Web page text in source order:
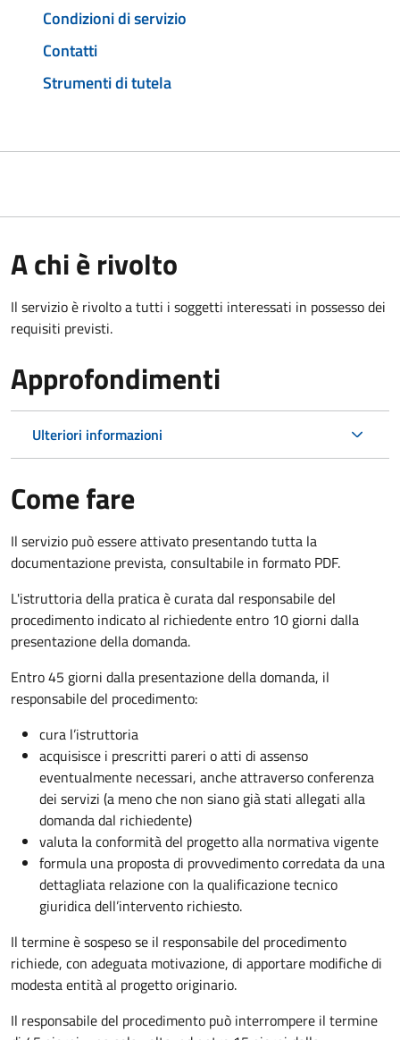
Condizioni di servizio
Contatti
Strumenti di tutela
A chi è rivolto
Il servizio è rivolto a tutti i soggetti interessati in possesso dei
requisiti previsti.
Approfondimenti
Ulteriori informazioni
Come fare
Il servizio può essere attivato presentando tutta la
documentazione prevista, consultabile in formato PDF.
L'istruttoria della pratica è curata dal responsabile del
procedimento indicato al richiedente entro 10 giorni dalla
presentazione della domanda.
Entro 45 giorni dalla presentazione della domanda, il
responsabile del procedimento:
cura l’istruttoria
acquisisce i prescritti pareri o atti di assenso
eventualmente necessari, anche attraverso conferenza
dei servizi (a meno che non siano già stati allegati alla
domanda dal richiedente)
valuta la conformità del progetto alla normativa vigente
formula una proposta di provvedimento corredata da una
dettagliata relazione con la qualificazione tecnico
giuridica dell’intervento richiesto.
Il termine è sospeso se il responsabile del procedimento
richiede, con adeguata motivazione, di apportare modifiche di
modesta entità al progetto originario.
Il responsabile del procedimento può interrompere il termine